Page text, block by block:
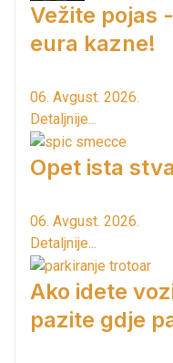
Vežite pojas
eura kazne!
06. Avgust. 2026.
Detaljnije...
Opet ista
06. Avgust. 2026.
Detaljnije...
Ako idete
pazite gdje